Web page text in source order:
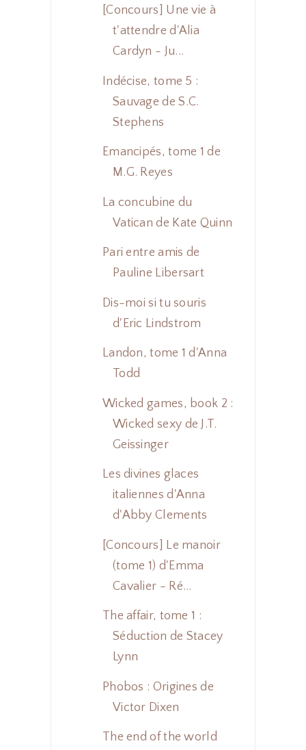
[Concours] Une vie à
t'attendre d'Alia
Cardyn - Ju...
Indécise, tome 5 :
Sauvage de S.C.
Stephens
Emancipés, tome 1 de
M.G. Reyes
La concubine du
Vatican de Kate Quinn
Pari entre amis de
Pauline Libersart
Dis-moi si tu souris
d'Eric Lindstrom
Landon, tome 1 d'Anna
Todd
Wicked games, book 2 :
Wicked sexy de J.T.
Geissinger
Les divines glaces
italiennes d'Anna
d'Abby Clements
[Concours] Le manoir
(tome 1) d'Emma
Cavalier - Ré...
The affair, tome 1 :
Séduction de Stacey
Lynn
Phobos : Origines de
Victor Dixen
The end of the world